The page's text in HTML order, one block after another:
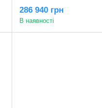
PRO 4000 Blackwell 24GB
286 940 грн
В наявності